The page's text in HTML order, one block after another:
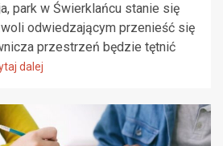
park w Świerklańcu stanie się
odwiedzającym przenieść się
przestrzeń będzie tętnić
dalej